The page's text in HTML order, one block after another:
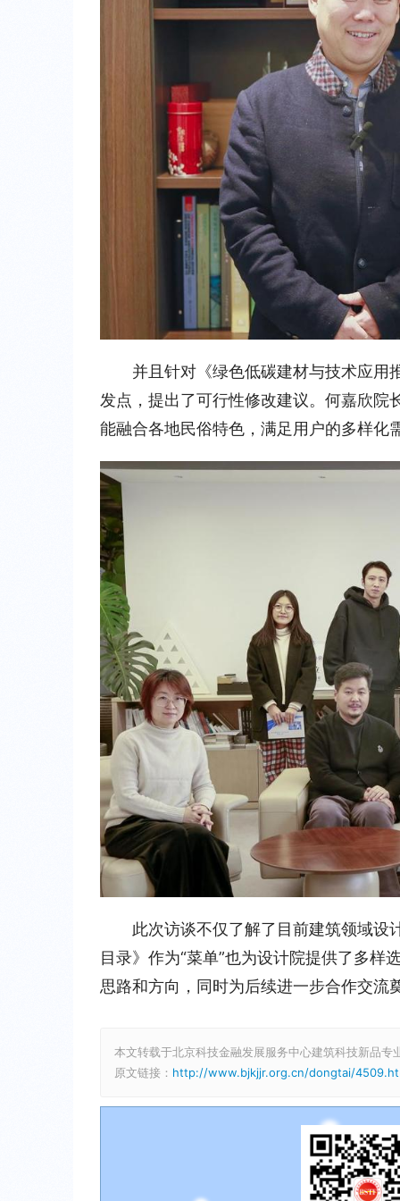
并且针对《绿色低碳建材与技术应用
发点，提出了可行性修改建议。何嘉欣院
能融合各地民俗特色，满足用户的多样化
此次访谈不仅了解了目前建筑领域设
目录》作为“菜单”也为设计院提供了多样
思路和方向，同时为后续进一步合作交流
本文转载于北京科技金融发展服务中心建筑科技新品专
原文链接： http://www.bjkjjr.org.cn/dongtai/